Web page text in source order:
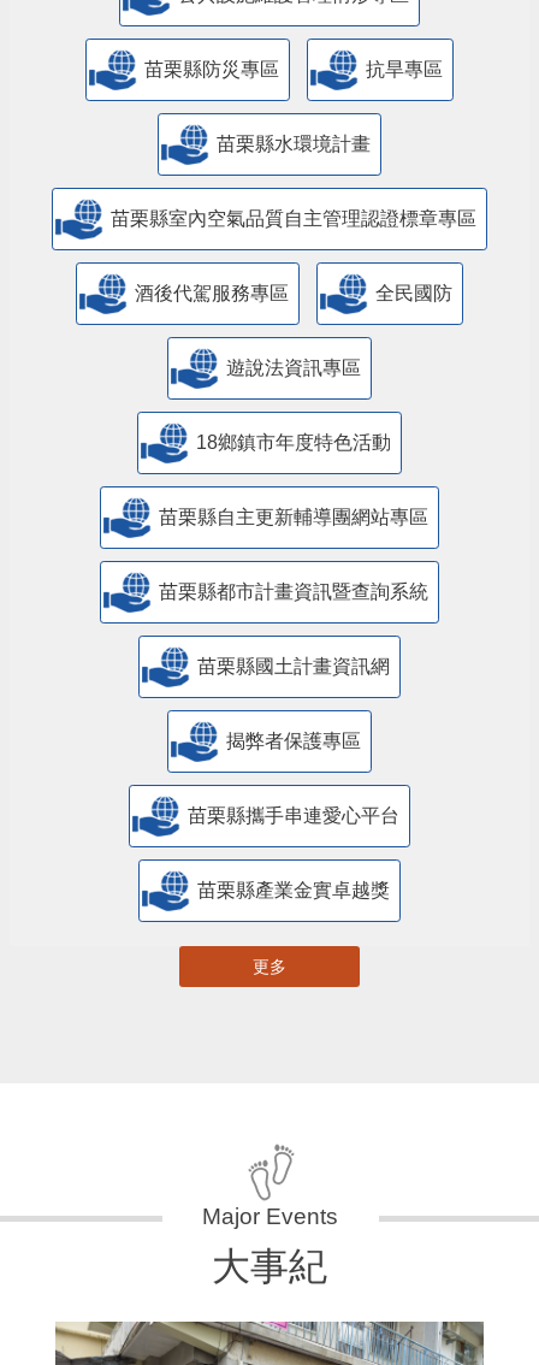
苗栗縣防災專區 抗旱專區
苗栗縣水環境計畫
苗栗縣室內空氣品質自主管理認證標章專區
酒後代駕服務專區 全民國防
遊說法資訊專區
18鄉鎮市年度特色活動
苗栗縣自主更新輔導團網站專區
苗栗縣都市計畫資訊暨查詢系統
苗栗縣國土計畫資訊網
揭弊者保護專區
苗栗縣攜手串連愛心平台
苗栗縣產業金實卓越獎
更多
大事紀